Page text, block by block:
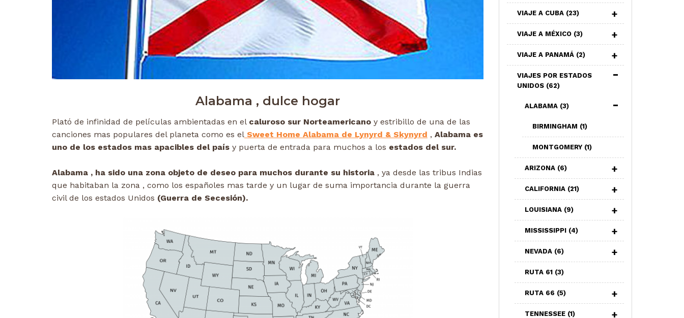
Alabama , dulce hogar
Plató de infinidad de películas ambientadas en el caluroso sur Norteamericano y estribillo de una de las
canciones mas populares del planeta como es el Sweet Home Alabama de Lynyrd & Skynyrd , Alabama es
uno de los estados mas apacibles del país y puerta de entrada para muchos a los estados del sur.
Alabama , ha sido una zona objeto de deseo para muchos durante su historia , ya desde las tribus Indias
que habitaban la zona , como los españoles mas tarde y un lugar de suma importancia durante la guerra
civil de los estados Unidos (Guerra de Secesión).
VIAJE A CUBA (23)
VIAJE A MÉXICO (3)
VIAJE A PANAMÁ (2)
VIAJES POR ESTADOS
UNIDOS (62)
ALABAMA (3)
BIRMINGHAM (1)
MONTGOMERY (1)
ARIZONA (6)
CALIFORNIA (21)
LOUISIANA (9)
MISSISSIPPI (4)
NEVADA (6)
RUTA 61 (3)
RUTA 66 (5)
TENNESSEE (1)